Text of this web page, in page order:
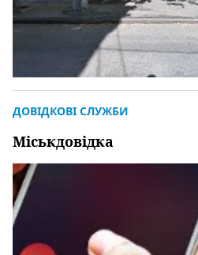
Міськдовідка
ДОВІДКОВІ СЛУЖБИ